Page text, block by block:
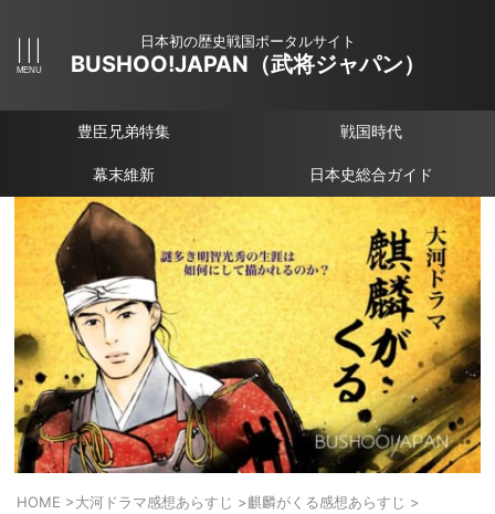
日本初の歴史戦国ポータルサイト
BUSHOO!JAPAN（武将ジャパン）
豊臣兄弟特集 戦国時代
幕末維新 日本史総合ガイド
HOME >大河ドラマ感想あらすじ >麒麟がくる感想あらすじ >